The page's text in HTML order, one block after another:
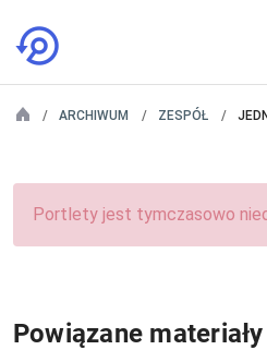
ARCHIWUM ZESPÓŁ
Portlety jest tymczasowo
Powiązane materiały